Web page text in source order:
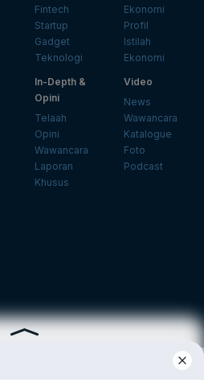
Fintech
Startup
Gadget
Teknologi
Ekonomi
Profil
Istilah
Ekonomi
In-Depth &
Opini
Telaah
Opini
Wawancara
Laporan
Khusus
Video
News
Wawancara
Katalogue
Foto
Podcast